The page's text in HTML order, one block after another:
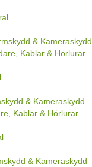
& Kameraskydd
Kablar & Hörlurar
& Kameraskydd
Kablar & Hörlurar
& Kameraskydd